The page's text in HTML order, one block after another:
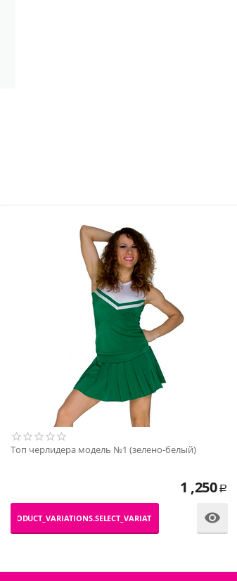
Топ черлидера модель №1 (зеленo-белый)
1 ,250 Р
_PRODUCT_VARIATIONS.SELECT_VARIATION 